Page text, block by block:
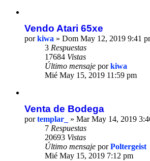
Vendo Atari 65xe
porkiwa » Dom May 12, 2019 9:41
3 Respuestas
17684 Vistas
Último mensaje porkiwa
Mié May 15, 2019 11:59 pm
Venta de Bodega
portemplar_
» Mar May 14, 2019
7 Respuestas
20693 Vistas
Último mensaje porPoltergeist
Mié May 15, 2019 7:12 pm